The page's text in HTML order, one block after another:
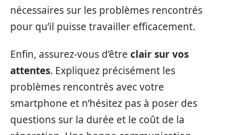
nécessaires sur les problèmes rencontrés
pour qu’il puisse travailler efficacement.
Enfin, assurez-vous d’être clair sur vos
attentes. Expliquez précisément les
problèmes rencontrés avec votre
smartphone et n’hésitez pas à poser des
questions sur la durée et le coût de la